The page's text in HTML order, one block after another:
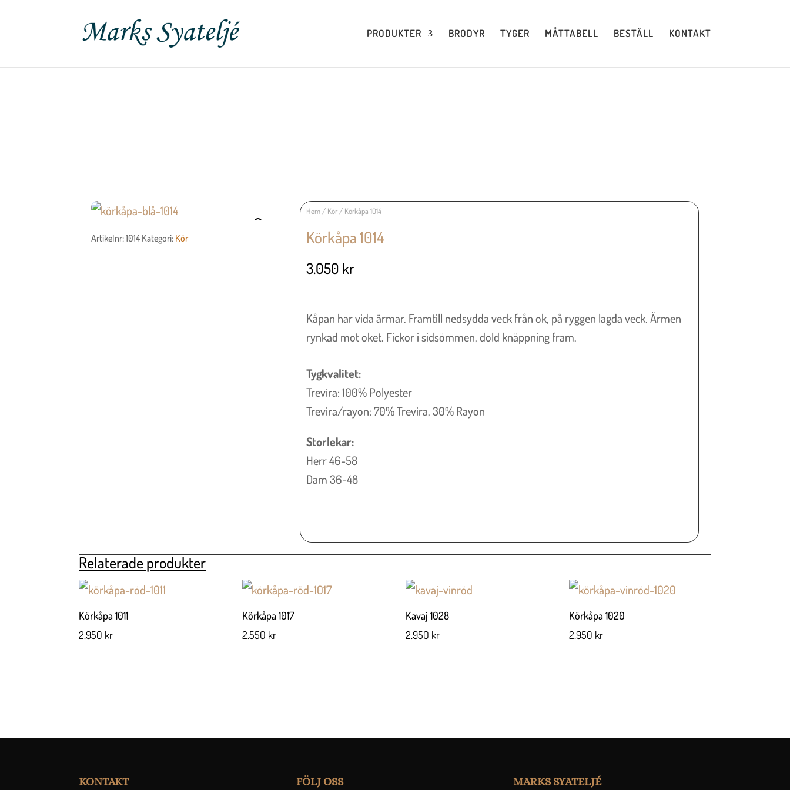
PRODUKTER BRODYR TYGER MÅTTABELL BESTÄLL KONTAKT
Artikelnr:1014 Kategori: Kör
Hem / Kör / Körkåpa 1014
Körkåpa 1014
3.050 kr
Kåpan har vida ärmar. Framtill nedsydda veck från ok, på ryggen lagda veck. Ärmen
rynkad mot oket. Fickor i sidsömmen, dold knäppning fram.
Tygkvalitet:
Trevira: 100% Polyester
Trevira/rayon: 70% Trevira, 30% Rayon
Storlekar:
Herr 46-58
Dam 36-48
Relaterade produkter
Körkåpa 1011
2.950 kr
Körkåpa 1017
2.550 kr
Kavaj 1028
2.950 kr
Körkåpa 1020
2.950 kr
KONTAKT FÖLJ OSS MARKS SYATELJÉ